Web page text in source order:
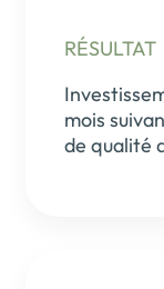
RÉSULTAT
mois
de qualité